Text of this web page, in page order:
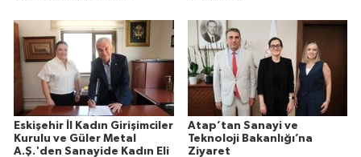
Eskişehir İl Kadın Girişimciler
Kurulu ve Güler Metal
A.Ş.'den Sanayide Kadın Eli
Atap’tan Sanayi ve
Teknoloji Bakanlığı’na
Ziyaret